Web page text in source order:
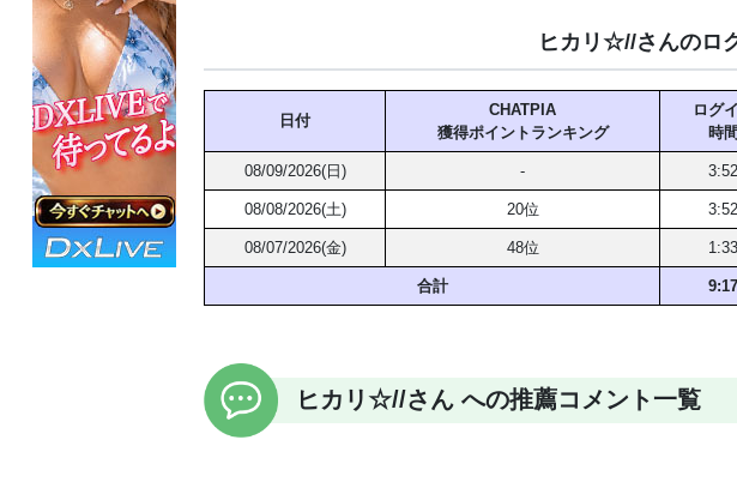
ヒカリ☆//さんのロ
日付
CHATPIA
獲得ポイントランキング
ログ
時間
08/09/2026(日) - 3:52
08/08/2026(土) 20位 3:52
08/07/2026(金) 48位 1:33
合計 9:17
ヒカリ☆//さん への推薦コメント一覧